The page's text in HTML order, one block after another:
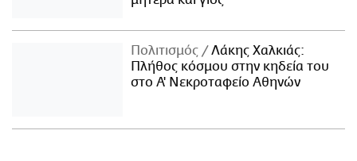
Πολιτισμός
Λάκης Χαλκιάς:
Πλήθος κόσμου στην κηδεία του
στο Α' Νεκροταφείο Αθηνών